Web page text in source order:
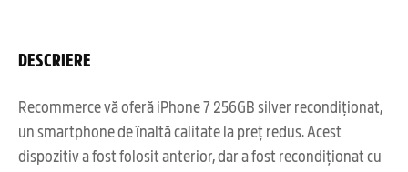
DESCRIERE
Recommerce vă oferă iPhone 7 256GB silver recondiționat,
un smartphone de înaltă calitate la preț redus. Acest
dispozitiv a fost folosit anterior, dar a fost recondiționat cu